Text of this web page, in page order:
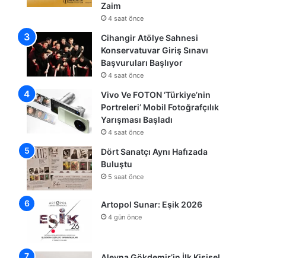
Zaim
4 saat önce
Cihangir Atölye Sahnesi
Konservatuvar Giriş Sınavı
Başvuruları Başlıyor
4 saat önce
Vivo Ve FOTON ‘Türkiye’nin
Portreleri’ Mobil Fotoğrafçılık
Yarışması Başladı
4 saat önce
Dört Sanatçı Aynı Hafızada
Buluştu
5 saat önce
Artopol Sunar: Eşik 2026
4 gün önce